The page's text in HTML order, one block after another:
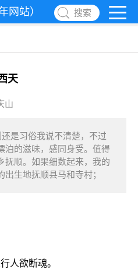
网站） 搜索
天
山
是习俗我说不清楚，不过
泊的滋味，感同身受。值得
抚顺。如果细数起来，我的
生地抚顺县马和寺村；
欲断魂。